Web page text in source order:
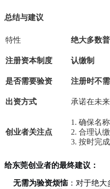
总结与建议
特性 绝大多数
注册资本制度 认缴制
是否需要验资 注册时不
出资方式 承诺在未
创业者关注点
1. 确保名
2. 合理认
3. 按时完
给东莞创业者的最终建议：
无需为验资烦恼：对于绝大